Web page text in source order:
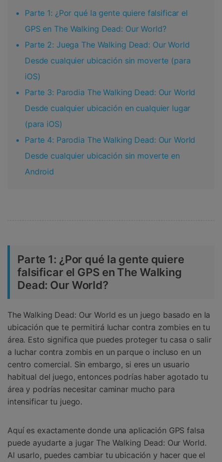
Parte 1: ¿Por qué la gente quiere falsificar el
GPS en The Walking Dead: Our World?
Parte 2: Juega The Walking Dead: Our World
Desde cualquier ubicación sin moverte (para
iOS)
Parte 3: Parodia The Walking Dead: Our World
Desde cualquier ubicación en cualquier lugar
(para iOS)
Parte 4: Parodia The Walking Dead: Our World
Desde cualquier ubicación sin moverte en
Android
Parte 1: ¿Por qué la gente quiere
falsificar el GPS en The Walking
Dead: Our World?
The Walking Dead: Our World es un juego basado en la
ubicación que te permitirá luchar contra zombies en tu
área. Esto significa que puedes proteger tu casa o salir
a luchar contra zombis en un parque o incluso en un
centro comercial. Sin embargo, si eres un usuario
habitual del juego, entonces podrías haber agotado tu
área y podrías necesitar caminar mucho para
intensificar tu juego.
Aquí es exactamente donde una aplicación GPS falsa
puede ayudarte a jugar The Walking Dead: Our World.
Al usarlo, puedes cambiar tu ubicación y hacer que el